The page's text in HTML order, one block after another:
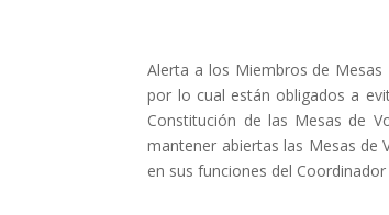
Alerta a los Miembros de
por lo cual están obligados a
Constitución de las Mesas de
mantener abiertas las Mesas de
en sus funciones del